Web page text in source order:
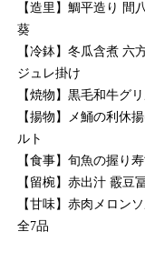
【造里】鯛平造り 間
葵
【冷鉢】冬瓜含煮 六
ジュレ掛け
【焼物】黒毛和牛グ
【揚物】メ鯒の利休
ルト
【食事】旬魚の握り
【留椀】赤出汁 霰豆
【甘味】赤肉メロン
全7品